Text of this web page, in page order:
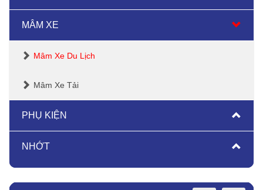
MÂM XE
Mâm Xe Du Lịch
Mâm Xe Tải
PHỤ KIỆN
NHỚT